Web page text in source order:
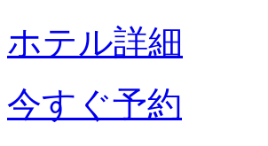
ホテル詳細
今すぐ予約